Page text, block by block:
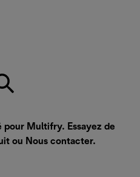
pour Multifry. Essayez de
ou Nous contacter.